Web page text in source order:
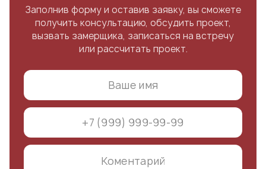
Заполнив форму и оставив заявку, вы сможете
получить консультацию, обсудить проект,
вызвать замерщика, записаться на встречу
или рассчитать проект.